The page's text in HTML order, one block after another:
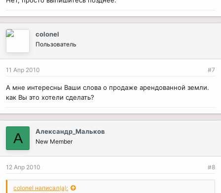
colonel
Пользователь
11 Апр 2010 #7
А мне интересны Ваши слова о продаже арендованной земли.
как Вы это хотели сделать?
А Александр_Мальков
New Member
12 Апр 2010 #8
colonel написал(а):